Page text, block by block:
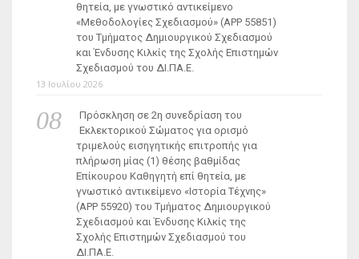
θητεία, με γνωστικό αντικείμενο
«Μεθοδολογίες Σχεδιασμού» (ΑΡΡ 55851)
του Τμήματος Δημιουργικού Σχεδιασμού
και Ένδυσης Κιλκίς της Σχολής Επιστημών
Σχεδιασμού του ΔΙ.ΠΑ.Ε.
13 Ιουλίου 2026
Πρόσκληση σε 2η συνεδρίαση του
Εκλεκτορικού Σώματος για ορισμό
τριμελούς εισηγητικής επιτροπής για
πλήρωση μίας (1) θέσης βαθμίδας
Επίκουρου Καθηγητή επί θητεία, με
γνωστικό αντικείμενο «Ιστορία Τέχνης»
(ΑΡΡ 55920) του Τμήματος Δημιουργικού
Σχεδιασμού και Ένδυσης Κιλκίς της
Σχολής Επιστημών Σχεδιασμού του
ΔΙ.ΠΑ.Ε.